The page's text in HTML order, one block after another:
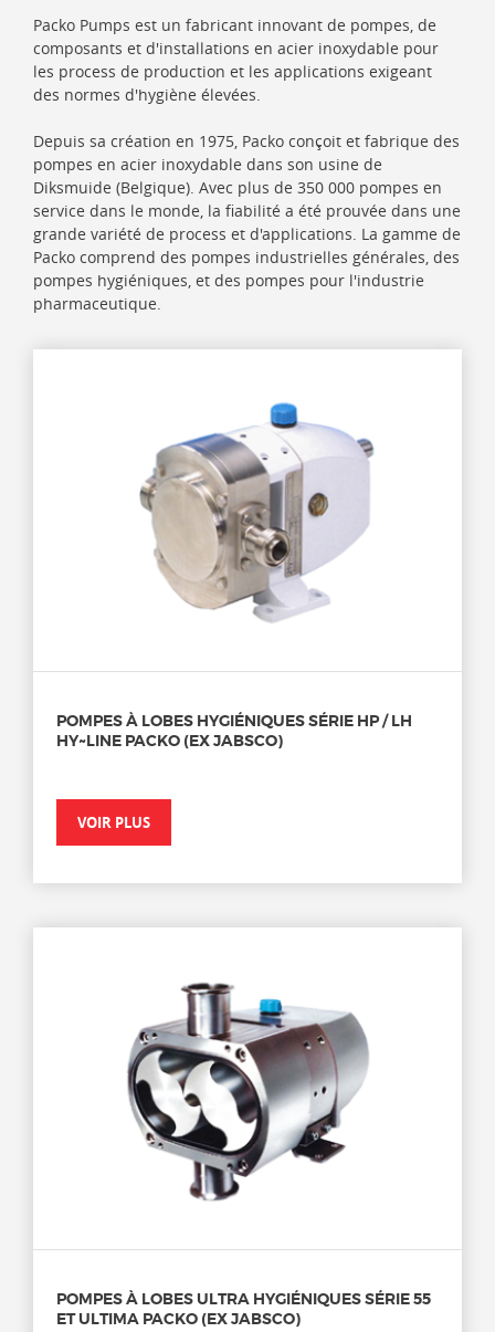
Packo Pumps est un fabricant innovant de pompes, de
composants et d'installations en acier inoxydable pour
les process de production et les applications exigeant
des normes d'hygiène élevées.
Depuis sa création en 1975, Packo conçoit et fabrique des
pompes en acier inoxydable dans son usine de
Diksmuide (Belgique). Avec plus de 350 000 pompes en
service dans le monde, la fiabilité a été prouvée dans une
grande variété de process et d'applications. La gamme de
Packo comprend des pompes industrielles générales, des
pompes hygiéniques, et des pompes pour l'industrie
pharmaceutique.
POMPES À LOBES HYGIÉNIQUES SÉRIE HP / LH
HY~LINE PACKO (EX JABSCO)
VOIR PLUS
POMPES À LOBES ULTRA HYGIÉNIQUES SÉRIE 55
ET ULTIMA PACKO (EX JABSCO)